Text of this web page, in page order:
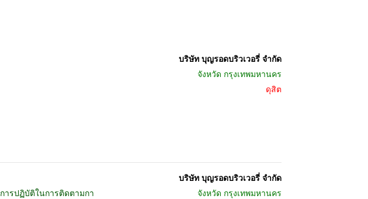
บริษัท บุญรอดบริวเวอรี่ จำกัด
จังหวัด กรุงเทพมหานคร
ดุสิต
ารปฏิบัติในการติดตามกา
บริษัท บุญรอดบริวเวอรี่ จำกัด
จังหวัด กรุงเทพมหานคร